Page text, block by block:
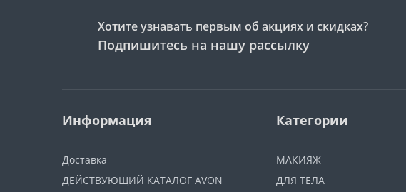
Хотите узнавать первым об акциях и скидках?
Подпишитесь на нашу рассылку
Информация
Доставка
ДЕЙСТВУЮЩИЙ КАТАЛОГ AVON
Категории
МАКИЯЖ
ДЛЯ ТЕЛА